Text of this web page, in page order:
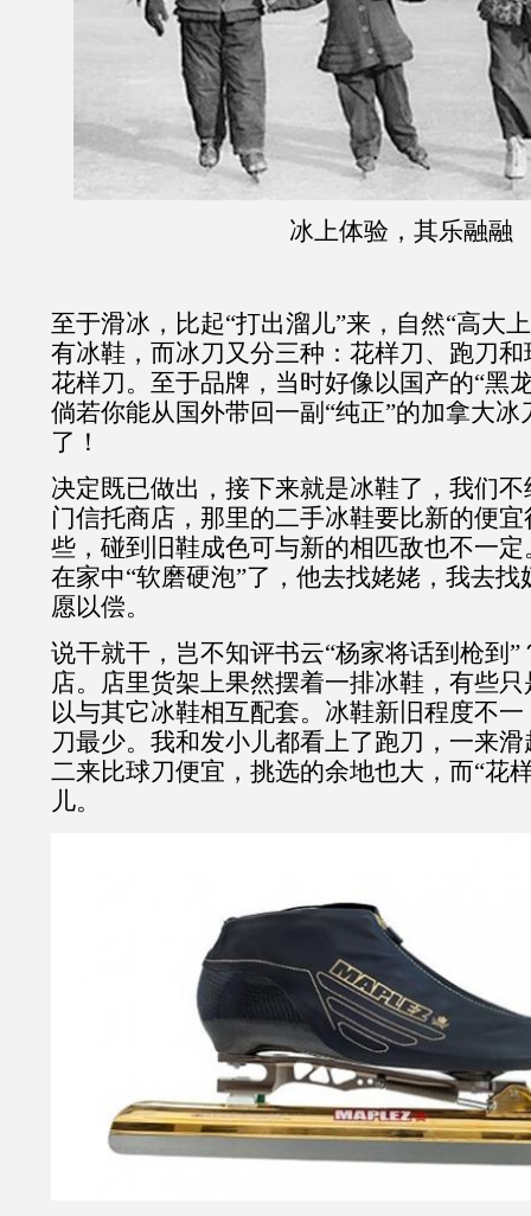
冰上体验，其乐融融
至于滑冰，比起“打出溜儿”来，自然“高大
有冰鞋，而冰刀又分三种：花样刀、跑刀
花样刀。至于品牌，当时好像以国产的“黑
倘若你能从国外带回一副“纯正”的加拿大冰
了！
决定既已做出，接下来就是冰鞋了，我们
门信托商店，那里的二手冰鞋要比新的便
些，碰到旧鞋成色可与新的相匹敌也不一
在家中“软磨硬泡”了，他去找姥姥，我去
愿以偿。
说干就干，岂不知评书云“杨家将话到枪到
店。店里货架上果然摆着一排冰鞋，有些
以与其它冰鞋相互配套。冰鞋新旧程度不
刀最少。我和发小儿都看上了跑刀，一来
二来比球刀便宜，挑选的余地也大，而“花
儿。